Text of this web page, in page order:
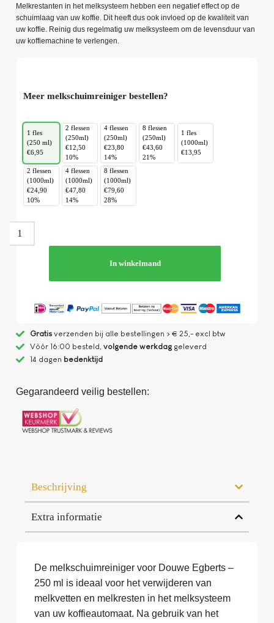
Melkrestanten in het melksysteem hebben een negatief effect op de
schuimlaag van uw koffie. Dit heeft dus ook invloed op de kwaliteit van
uw koffie. Reinig dus regelmatig uw melksysteem om de levensduur van
uw koffiemachine te verlengen.
Meer melkschuimreiniger bestellen?
1 fles
(250 ml)
€6,95
2 flessen
(250ml)
€12,50
10%
4 flessen
(250ml)
€23,80
14%
8 flessen
(250ml)
€43,60
21%
1 fles
(1000ml)
€13,95
2 flessen
(1000ml)
€24,90
10%
4 flessen
(1000ml)
€47,80
14%
8 flessen
(1000ml)
€79,60
28%
In winkelmand
Gratisverzenden bij alle bestellingen > € 25,- excl btw
Vòòr 16:00 besteld, volgende werkdaggeleverd
14 dagen bedenktijd
Gegarandeerd veilig bestellen:
Beschrijving
Extra informatie
De melkschuimreiniger voor Douwe Egberts –
250 ml is ideaal voor het verwijderen van
melkvetten en melkresten in het melksysteem
van uw koffieautomaat. Na gebruik van het